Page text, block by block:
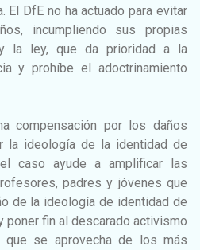
El DfE no ha actuado para evitar
incumpliendo sus propias
la ley, que da prioridad a la
y prohíbe el adoctrinamiento
compensación por los daños
la ideología de la identidad de
caso ayude a amplificar las
padres y jóvenes que
de la ideología de identidad de
poner fin al descarado activismo
se aprovecha de los más